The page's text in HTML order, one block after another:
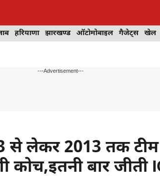
हरियाणा झारखण्ड ऑटोमोबाइल गैजेट्स खेल
---Advertisement---
से लेकर 2013 तक टीम
बार जीती